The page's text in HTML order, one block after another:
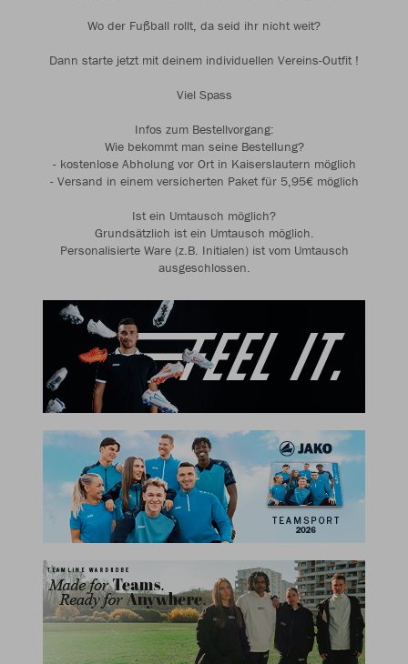
Wo der Fußball rollt, da seid ihr nicht weit?
Dann starte jetzt mit deinem individuellen Vereins-Outfit !
Viel Spass
Infos zum Bestellvorgang:
Wie bekommt man seine Bestellung?
- kostenlose Abholung vor Ort in Kaiserslautern möglich
- Versand in einem versicherten Paket für 5,95€ möglich
Ist ein Umtausch möglich?
Grundsätzlich ist ein Umtausch möglich.
Personalisierte Ware (z.B. Initialen) ist vom Umtausch
ausgeschlossen.